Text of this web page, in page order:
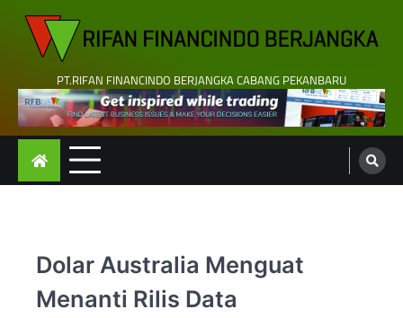
content
PT.RIFAN FINANCINDO BERJANGKA CABANG PEKANBARU
Dolar Australia Menguat
Menanti Rilis Data